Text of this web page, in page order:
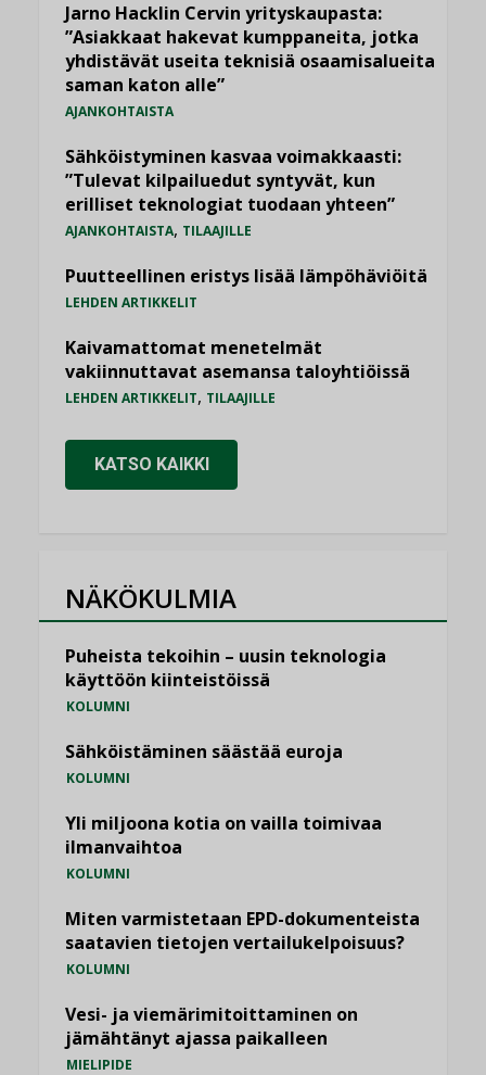
Jarno Hacklin Cervin yrityskaupasta:
”Asiakkaat hakevat kumppaneita, jotka
yhdistävät useita teknisiä osaamisalueita
saman katon alle”
AJANKOHTAISTA
Sähköistyminen kasvaa voimakkaasti:
”Tulevat kilpailuedut syntyvät, kun
erilliset teknologiat tuodaan yhteen”
AJANKOHTAISTA, TILAAJILLE
Puutteellinen eristys lisää lämpöhäviöitä
LEHDEN ARTIKKELIT
Kaivamattomat menetelmät
vakiinnuttavat asemansa taloyhtiöissä
LEHDEN ARTIKKELIT, TILAAJILLE
KATSO KAIKKI
NÄKÖKULMIA
Puheista tekoihin – uusin teknologia
käyttöön kiinteistöissä
KOLUMNI
Sähköistäminen säästää euroja
KOLUMNI
Yli miljoona kotia on vailla toimivaa
ilmanvaihtoa
KOLUMNI
Miten varmistetaan EPD-dokumenteista
saatavien tietojen vertailukelpoisuus?
KOLUMNI
Vesi- ja viemärimitoittaminen on
jämähtänyt ajassa paikalleen
MIELIPIDE